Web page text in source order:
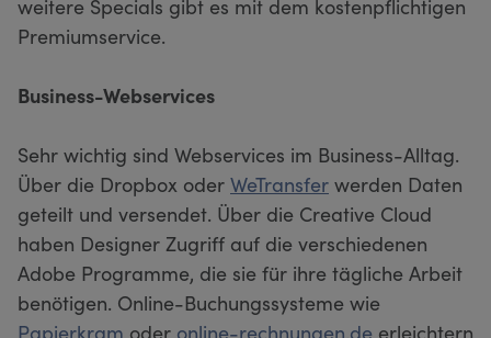
weitere Specials gibt es mit dem kostenpflichtigen
Premiumservice.
Business-Webservices
Sehr wichtig sind Webservices im Business-Alltag.
Über die Dropbox oder WeTransfer werden Daten
geteilt und versendet. Über die Creative Cloud
haben Designer Zugriff auf die verschiedenen
Adobe Programme, die sie für ihre tägliche Arbeit
benötigen. Online-Buchungssysteme wie
Papierkram oder online-rechnungen.de erleichtern